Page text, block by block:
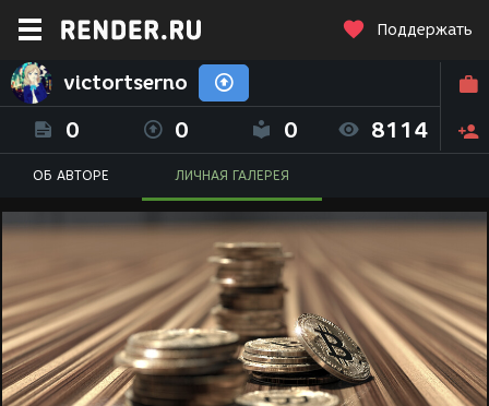
Поддержать
victortserno
0 0 0 8114
ОБ АВТОРЕ ЛИЧНАЯ ГАЛЕРЕЯ